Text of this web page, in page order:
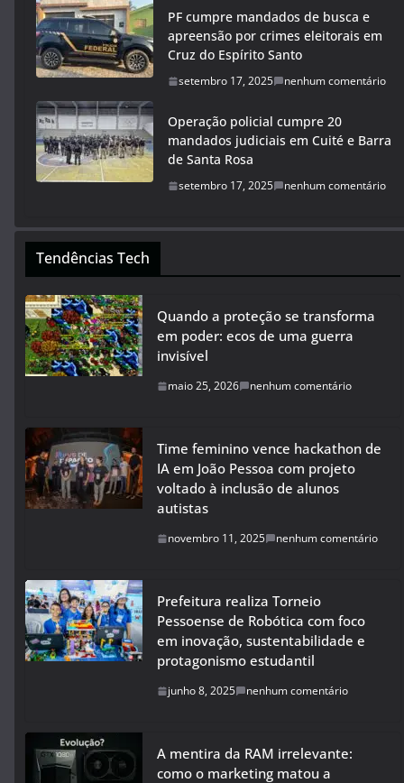
PF cumpre mandados de busca e
apreensão por crimes eleitorais em
Cruz do Espírito Santo
setembro 17, 2025 nenhum comentário
Operação policial cumpre 20
mandados judiciais em Cuité e Barra
de Santa Rosa
setembro 17, 2025 nenhum comentário
Tendências Tech
Quando a proteção se transforma
em poder: ecos de uma guerra
invisível
maio 25, 2026 nenhum comentário
Time feminino vence hackathon de
IA em João Pessoa com projeto
voltado à inclusão de alunos
autistas
novembro 11, 2025 nenhum comentário
Prefeitura realiza Torneio
Pessoense de Robótica com foco
em inovação, sustentabilidade e
protagonismo estudantil
junho 8, 2025 nenhum comentário
A mentira da RAM irrelevante:
como o marketing matou a